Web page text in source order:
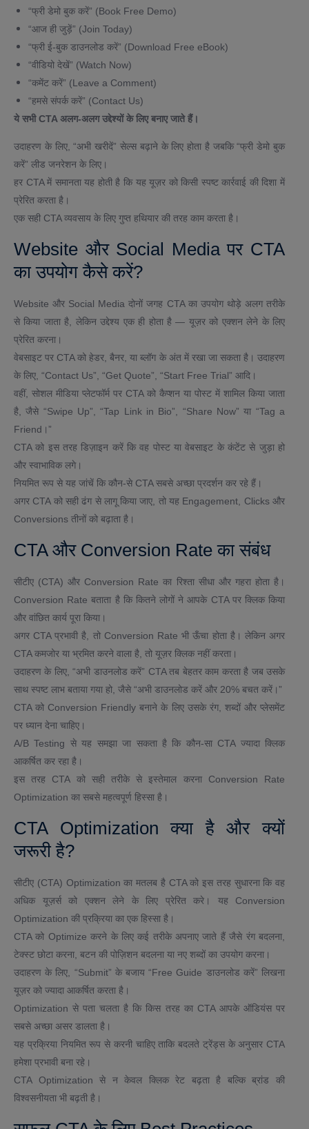
“फ्री डेमो बुक करें” (Book Free Demo)
“आज ही जुड़ें” (Join Today)
“फ्री ई-बुक डाउनलोड करें” (Download Free eBook)
“वीडियो देखें” (Watch Now)
“कमेंट करें” (Leave a Comment)
“हमसे संपर्क करें” (Contact Us)
ये सभी CTA अलग-अलग उद्देश्यों के लिए बनाए जाते हैं।
उदाहरण के लिए, “अभी खरीदें” सेल्स बढ़ाने के लिए होता है जबकि “फ्री डेमो बुक
करें” लीड जनरेशन के लिए।
हर CTA में समानता यह होती है कि यह यूज़र को किसी स्पष्ट कार्रवाई की दिशा में
प्रेरित करता है।
एक सही CTA व्यवसाय के लिए गुप्त हथियार की तरह काम करता है।
Website और Social Media पर CTA
का उपयोग कैसे करें?
Website और Social Media दोनों जगह CTA का उपयोग थोड़े अलग तरीके
से किया जाता है, लेकिन उद्देश्य एक ही होता है — यूज़र को एक्शन लेने के लिए
प्रेरित करना।
वेबसाइट पर CTA को हेडर, बैनर, या ब्लॉग के अंत में रखा जा सकता है। उदाहरण
के लिए, “Contact Us”, “Get Quote”, “Start Free Trial” आदि।
वहीं, सोशल मीडिया प्लेटफॉर्म पर CTA को कैप्शन या पोस्ट में शामिल किया जाता
है, जैसे “Swipe Up”, “Tap Link in Bio”, “Share Now” या “Tag a
Friend।”
CTA को इस तरह डिज़ाइन करें कि वह पोस्ट या वेबसाइट के कंटेंट से जुड़ा हो
और स्वाभाविक लगे।
नियमित रूप से यह जांचें कि कौन-से CTA सबसे अच्छा प्रदर्शन कर रहे हैं।
अगर CTA को सही ढंग से लागू किया जाए, तो यह Engagement, Clicks और
Conversions तीनों को बढ़ाता है।
CTA और Conversion Rate का संबंध
सीटीए (CTA) और Conversion Rate का रिश्ता सीधा और गहरा होता है।
Conversion Rate बताता है कि कितने लोगों ने आपके CTA पर क्लिक किया
और वांछित कार्य पूरा किया।
अगर CTA प्रभावी है, तो Conversion Rate भी ऊँचा होता है। लेकिन अगर
CTA कमजोर या भ्रमित करने वाला है, तो यूज़र क्लिक नहीं करता।
उदाहरण के लिए, “अभी डाउनलोड करें” CTA तब बेहतर काम करता है जब उसके
साथ स्पष्ट लाभ बताया गया हो, जैसे “अभी डाउनलोड करें और 20% बचत करें।”
CTA को Conversion Friendly बनाने के लिए उसके रंग, शब्दों और प्लेसमेंट
पर ध्यान देना चाहिए।
A/B Testing से यह समझा जा सकता है कि कौन-सा CTA ज्यादा क्लिक
आकर्षित कर रहा है।
इस तरह CTA को सही तरीके से इस्तेमाल करना Conversion Rate
Optimization का सबसे महत्वपूर्ण हिस्सा है।
CTA Optimization क्या है और क्यों
जरूरी है?
सीटीए (CTA) Optimization का मतलब है CTA को इस तरह सुधारना कि वह
अधिक यूज़र्स को एक्शन लेने के लिए प्रेरित करे। यह Conversion
Optimization की प्रक्रिया का एक हिस्सा है।
CTA को Optimize करने के लिए कई तरीके अपनाए जाते हैं जैसे रंग बदलना,
टेक्स्ट छोटा करना, बटन की पोज़िशन बदलना या नए शब्दों का उपयोग करना।
उदाहरण के लिए, “Submit” के बजाय “Free Guide डाउनलोड करें” लिखना
यूज़र को ज्यादा आकर्षित करता है।
Optimization से पता चलता है कि किस तरह का CTA आपके ऑडियंस पर
सबसे अच्छा असर डालता है।
यह प्रक्रिया नियमित रूप से करनी चाहिए ताकि बदलते ट्रेंड्स के अनुसार CTA
हमेशा प्रभावी बना रहे।
CTA Optimization से न केवल क्लिक रेट बढ़ता है बल्कि ब्रांड की
विश्वसनीयता भी बढ़ती है।